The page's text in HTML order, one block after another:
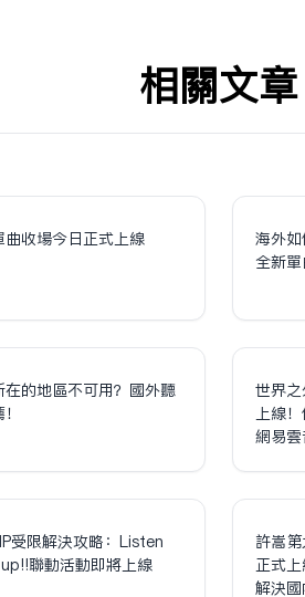
相关文章
曲收場今日正式上線
海外
全新單
在的地區不可用？國外聽
世界
上線
網易雲
受限解決攻略：Listen
聯動活動即將上線
許嵩
正式
解決國